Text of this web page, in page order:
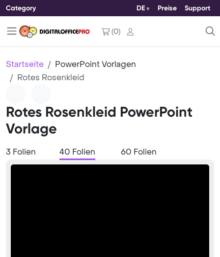
Category DE Preise Support
(0)
Startseite
PowerPoint Vorlagen
Rotes Rosenkleid
Rotes Rosenkleid PowerPoint
Vorlage
3 Folien 40 Folien 60 Folien